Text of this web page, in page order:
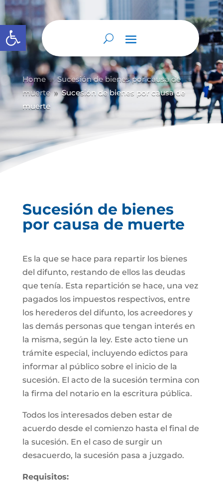
Abrir barra de herramientas
Home 9 Sucesión de bienes por causa de
muerte 9 Sucesión de bienes por causa de
muerte
Sucesión de bienes
por causa de muerte
Es la que se hace para repartir los bienes
del difunto, restando de ellos las deudas
que tenía. Esta repartición se hace, una vez
pagados los impuestos respectivos, entre
los herederos del difunto, los acreedores y
las demás personas que tengan interés en
la misma, según la ley. Este acto tiene un
trámite especial, incluyendo edictos para
informar al público sobre el inicio de la
sucesión. El acto de la sucesión termina con
la firma del notario en la escritura pública.
Todos los interesados deben estar de
acuerdo desde el comienzo hasta el final de
la sucesión. En el caso de surgir un
desacuerdo, la sucesión pasa a juzgado.
Requisitos: